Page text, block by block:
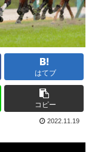
はてブ
コピー
2022.11.19